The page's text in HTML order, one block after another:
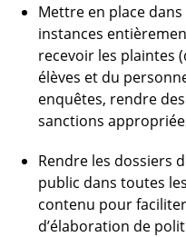
Mettre en place
instances
recevoir les plaintes
élèves et du
enquêtes, rendre
sanctions
Rendre les dossiers
public dans toutes
contenu pour
d’élaboration de